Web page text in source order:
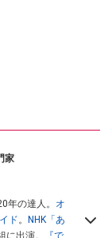
家
年の達人。 オ
ド。
NHK「あ
に出演。
『で